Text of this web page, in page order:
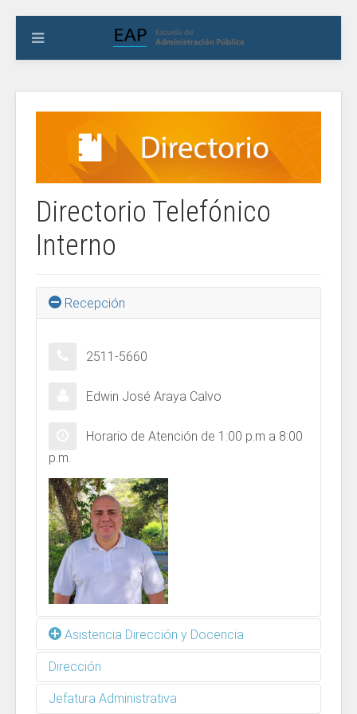
Directorio Telefónico
Interno
Recepción
2511-5660
Edwin José Araya Calvo
Horario de Atención de 1:00 p.m a 8:00
p.m.
Asistencia Dirección y Docencia
2511-6518
Dirección
Jefatura Administrativa